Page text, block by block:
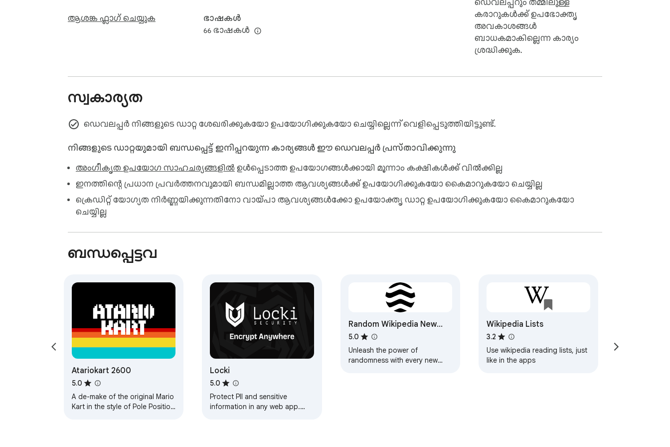
ആശങ്ക ഫ്ലാഗ് ചെയ്യുക
ഭാഷകൾ
66 ഭാഷകൾ
ഡെവലപ്പറും തമ്മിലുള്ള
കരാറുകൾക്ക് ഉപഭോക്തൃ
അവകാശങ്ങൾ
ബാധകമാകില്ലെന്ന കാര്യം
ശ്രദ്ധിക്കുക.
സ്വകാര്യത
ഡെവലപ്പർ നിങ്ങളുടെ ഡാറ്റ ശേഖരിക്കുകയോ ഉപയോഗിക്കുകയോ ചെയ്യില്ലെന്ന് വെളിപ്പെടുത്തിയിട്ടുണ്ട്.
നിങ്ങളുടെ ഡാറ്റയുമായി ബന്ധപ്പെട്ട് ഇനിപ്പറയുന്ന കാര്യങ്ങൾ ഈ ഡെവലപ്പർ പ്രസ്താവിക്കുന്നു
അംഗീകൃത ഉപയോഗ സാഹചര്യങ്ങളിൽ ഉൾപ്പെടാത്ത ഉപയോഗങ്ങൾക്കായി മൂന്നാം കക്ഷികൾക്ക് വിൽക്കില്ല
ഇനത്തിന്റെ പ്രധാന പ്രവർത്തനവുമായി ബന്ധമില്ലാത്ത ആവശ്യങ്ങൾക്ക് ഉപയോഗിക്കുകയോ കൈമാറുകയോ ചെയ്യില്ല
ക്രെഡിറ്റ് യോഗ്യത നിർണ്ണയിക്കുന്നതിനോ വായ്‌പാ ആവശ്യങ്ങൾക്കോ ഉപയോക്തൃ ഡാറ്റ ഉപയോഗിക്കുകയോ കൈമാറുകയോ
ചെയ്യില്ല
ബന്ധപ്പെട്ടവ
Atariokart 2600
5.0
A de-make of the original Mario
Kart in the style of Pole Position
Locki
5.0
Protect PII and sensitive
information in any web app.
Random Wikipedia New
Tab
5.0
Unleash the power of
randomness with every new
Wikipedia Lists
3.2
Use wikipedia reading lists, just
like in the apps